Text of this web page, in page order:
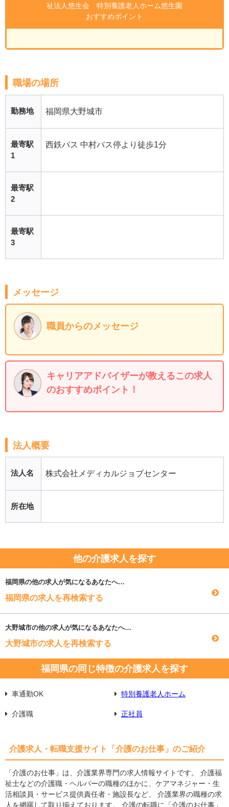
祉法人悠生会 特別養護老人ホーム悠生園
おすすめポイント
職場の場所
勤務地 福岡県大野城市
最寄駅
1
西鉄バス 中村バス停より徒歩1分
最寄駅
2
最寄駅
3
メッセージ
職員からのメッセージ
キャリアアドバイザーが教えるこの求人
のおすすめポイント！
法人概要
法人名 株式会社メディカルジョブセンター
所在地
他の介護求人を探す
福岡県の他の求人が気になるあなたへ…
福岡県の求人を再検索する
大野城市の他の求人が気になるあなたへ…
大野城市の求人を再検索する
福岡県の同じ特徴の介護求人を探す
車通勤OK 特別養護老人ホーム
介護職 正社員
介護求人・転職支援サイト「介護のお仕事」のご紹介
「介護のお仕事」は、介護業界専門の求人情報サイトです。 介護福
祉士などの介護職・ヘルパーの職種のほかに、ケアマネジャー・生
活相談員・サービス提供責任者・施設長など、 介護業界の職種の求
人を網羅して取り揃えております。 介護の転職に「介護のお仕事」